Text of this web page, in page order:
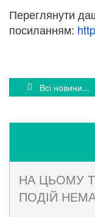
Переглянути
посиланням:
Всі новини...
НА ЦЬОМУ
ПОДІЙ